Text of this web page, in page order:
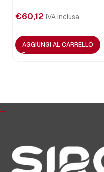
€60,12 IVA inclusa
AGGIUNGI AL CARRELLO